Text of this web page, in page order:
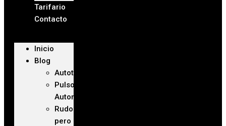
Tarifario
Contacto
Inicio
Blog
Autoteca
Pulso
Automotriz
Rudo
pero